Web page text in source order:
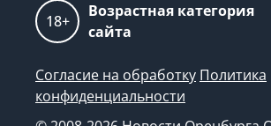
18+
Возрастная категория
сайта
Согласие на обработку Политика
конфиденциальности